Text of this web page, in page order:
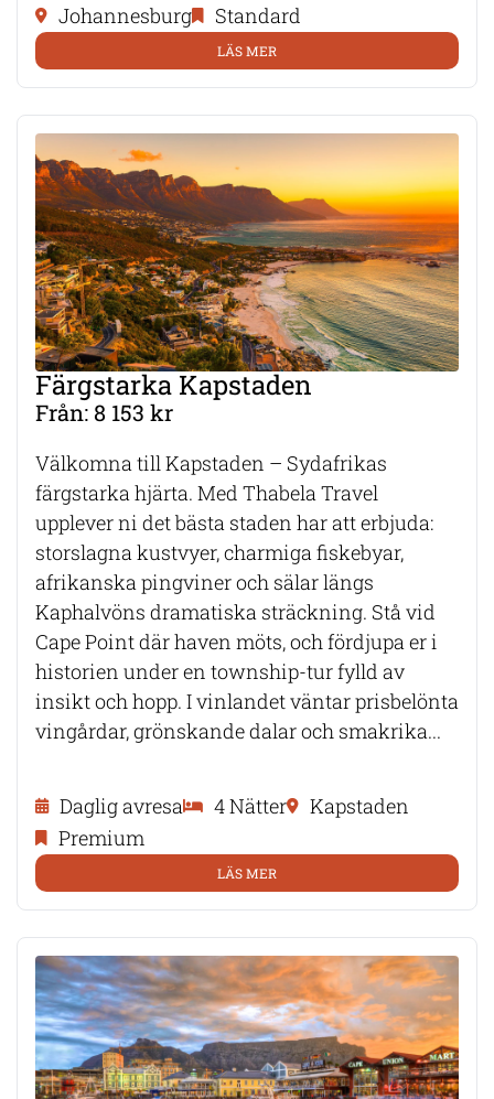
Johannesburg
Standard
LÄS MER
Färgstarka Kapstaden
Från: 8 153 kr
Välkomna till Kapstaden – Sydafrikas
färgstarka hjärta. Med Thabela Travel
upplever ni det bästa staden har att erbjuda:
storslagna kustvyer, charmiga fiskebyar,
afrikanska pingviner och sälar längs
Kaphalvöns dramatiska sträckning. Stå vid
Cape Point där haven möts, och fördjupa er i
historien under en township-tur fylld av
insikt och hopp. I vinlandet väntar prisbelönta
vingårdar, grönskande dalar och smakrika...
Daglig avresa 4 Nätter
Kapstaden
Premium
LÄS MER